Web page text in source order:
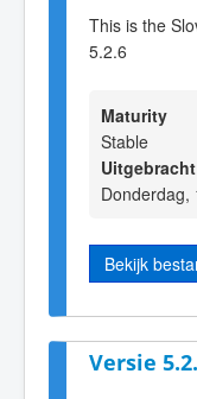
This is the
5.2.6
Maturity
Stable
Donderdag,
Bekijk
Versie